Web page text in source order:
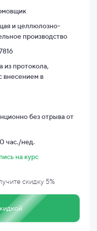
и целлюлозно-
производство
из протокола,
внесением в
без отрыва от
час./нед.
на курс
скидку 5%